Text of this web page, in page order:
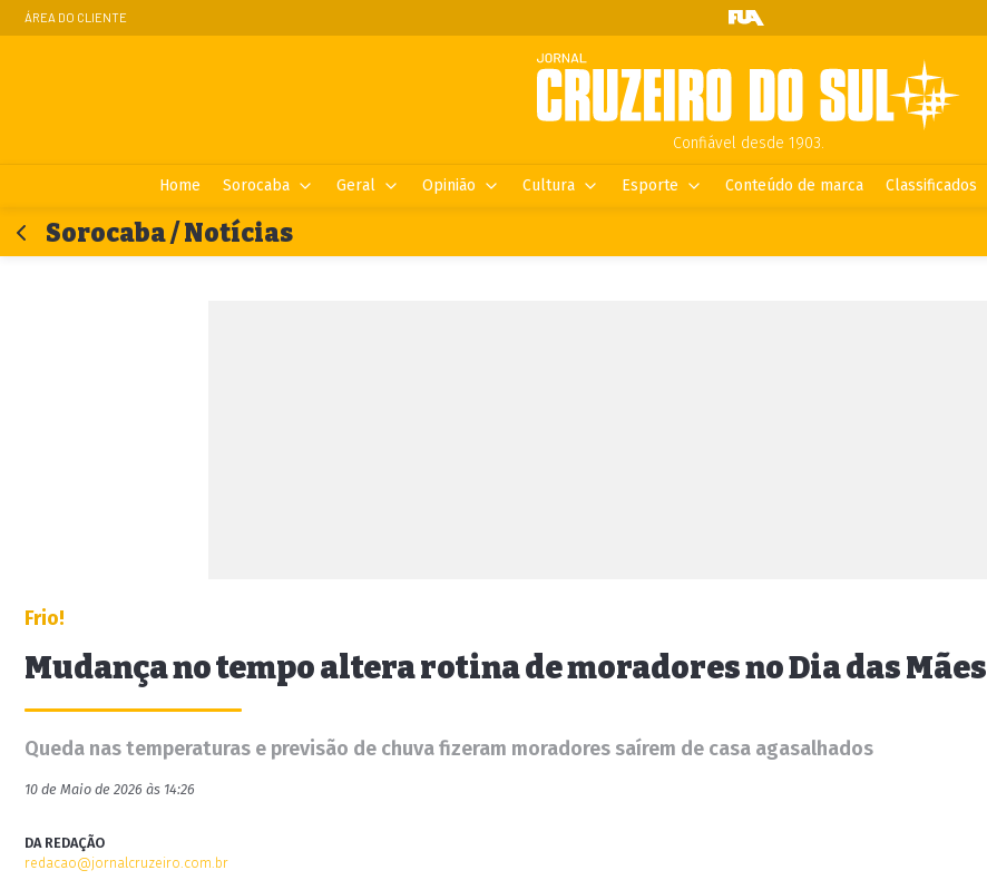
ÁREA DO CLIENTE
Confiável desde 1903.
Home Sorocaba Geral Opinião Cultura Esporte Conteúdo de marca Classificados
Sorocaba / Notícias
Frio!
Mudança no tempo altera rotina de moradores no Dia das Mães
Queda nas temperaturas e previsão de chuva fizeram moradores saírem de casa agasalhados
10 de Maio de 2026 às 14:26
DA REDAÇÃO
redacao@jornalcruzeiro.com.br